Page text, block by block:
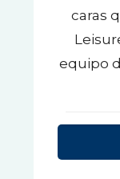
caras
equipo